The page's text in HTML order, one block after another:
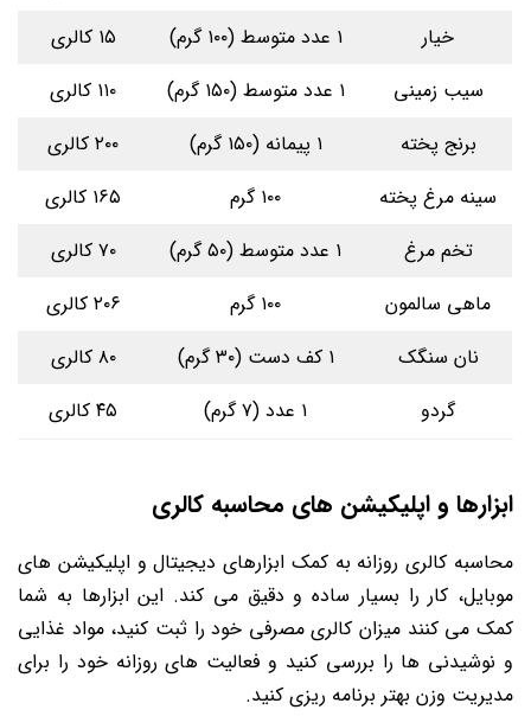
خیار
۱ عدد متوسط (۱۰۰ گرم)
۱۵ کالری
سیب زمینی
۱ عدد متوسط (۱۵۰ گرم)
۱۱۰ کالری
برنج پخته
۱ پیمانه (۱۵۰ گرم)
۲۰۰ کالری
سینه مرغ پخته
۱۰۰ گرم
۱۶۵ کالری
تخم مرغ
۱ عدد متوسط (۵۰ گرم)
۷۰ کالری
ماهی سالمون
۱۰۰ گرم
۲۰۶ کالری
نان سنگک
۱ کف دست (۳۰ گرم)
۸۰ کالری
گردو
۱ عدد (۷ گرم) ۴۵ کالری
ابزارها و اپلیکیشن های محاسبه کالری
محاسبه کالری روزانه به کمک ابزارهای دیجیتال و اپلیکیشن های
موبایل، کار را بسیار ساده و دقیق می کند. این ابزارها به شما
کمک می کنند میزان کالری مصرفی خود را ثبت کنید، مواد غذایی
و نوشیدنی ها را بررسی کنید و فعالیت های روزانه خود را برای
مدیریت وزن بهتر برنامه ریزی کنید.